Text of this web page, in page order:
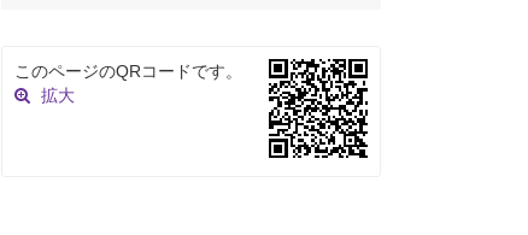
このページのQRコードです。
拡大